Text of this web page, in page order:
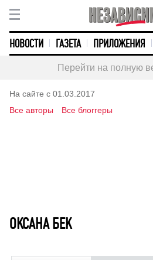
НОВОСТИ ГАЗЕТА ПРИЛОЖЕНИЯ
Перейти на полную
На сайте с 01.03.2017
Все авторы
Все блоггеры
ОКСАНА БЕК